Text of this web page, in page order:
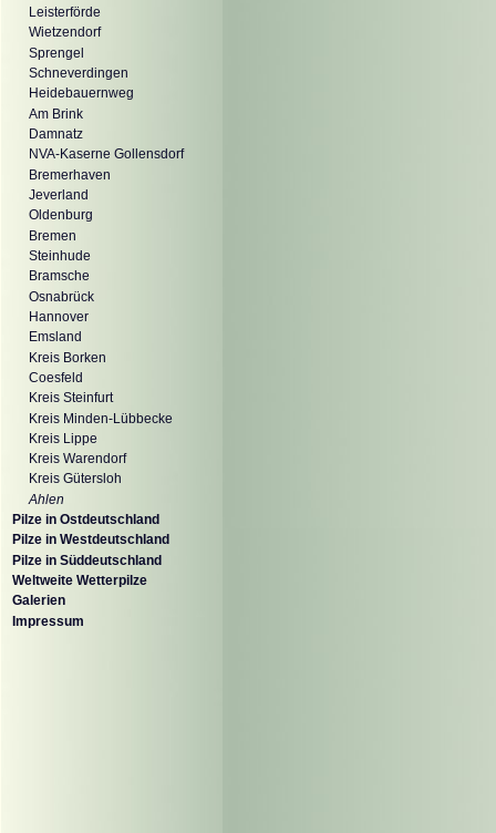
Leisterförde
Wietzendorf
Sprengel
Schneverdingen
Heidebauernweg
Am Brink
Damnatz
NVA-Kaserne Gollensdorf
Bremerhaven
Jeverland
Oldenburg
Bremen
Steinhude
Bramsche
Osnabrück
Hannover
Emsland
Kreis Borken
Coesfeld
Kreis Steinfurt
Kreis Minden-Lübbecke
Kreis Lippe
Kreis Warendorf
Kreis Gütersloh
Ahlen
Pilze in Ostdeutschland
Pilze in Westdeutschland
Pilze in Süddeutschland
Weltweite Wetterpilze
Galerien
Impressum